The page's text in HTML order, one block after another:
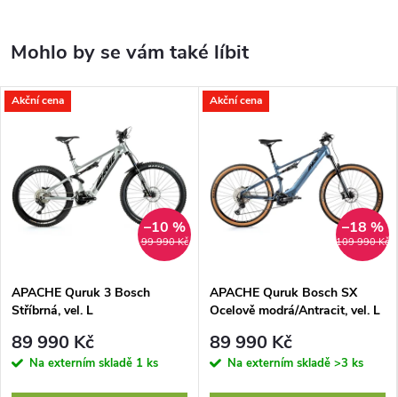
Akční cena
99 990 Kč
–10 %
APACHE Quruk 3 Bosch
Stříbrná, vel. L
89 990 Kč
Na externím skladě 1 ks
Akční cena
109 990 Kč
–18 %
APACHE Quruk Bosch SX
Ocelově modrá/Antracit, vel. L
89 990 Kč
Na externím skladě >3 ks